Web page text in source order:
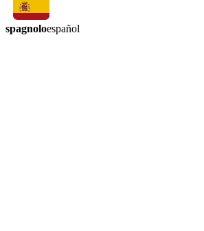
spagnoloespañol